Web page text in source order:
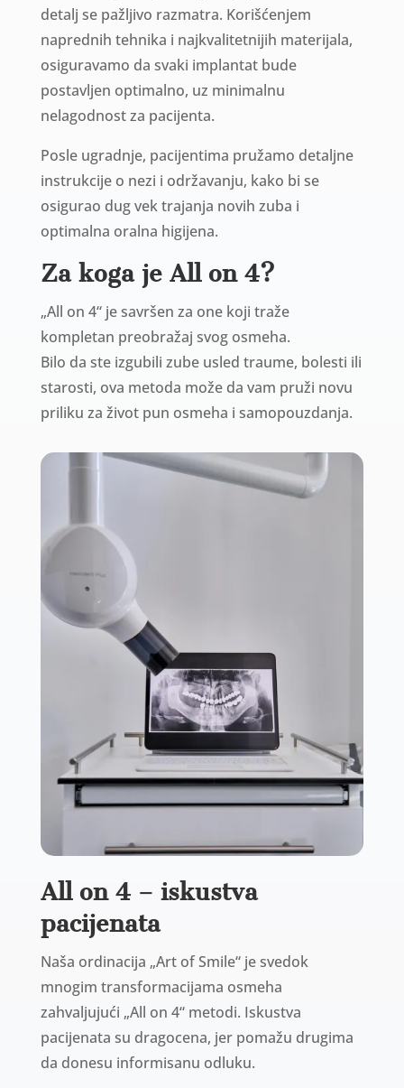
detalj se pažljivo razmatra. Korišćenjem
naprednih tehnika i najkvalitetnijih materijala,
osiguravamo da svaki implantat bude
postavljen optimalno, uz minimalnu
nelagodnost za pacijenta.
Posle ugradnje, pacijentima pružamo detaljne
instrukcije o nezi i održavanju, kako bi se
osigurao dug vek trajanja novih zuba i
optimalna oralna higijena.
Za koga je All on 4?
„All on 4“ je savršen za one koji traže
kompletan preobražaj svog osmeha.
Bilo da ste izgubili zube usled traume, bolesti ili
starosti, ova metoda može da vam pruži novu
priliku za život pun osmeha i samopouzdanja.
All on 4 – iskustva
pacijenata
Naša ordinacija „Art of Smile“ je svedok
mnogim transformacijama osmeha
zahvaljujući „All on 4“ metodi. Iskustva
pacijenata su dragocena, jer pomažu drugima
da donesu informisanu odluku.